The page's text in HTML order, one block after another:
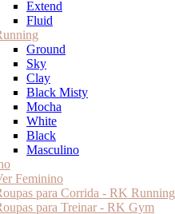
Extend
Fluid
Ground
Sky
Clay
Black Misty
Mocha
White
Black
Masculino
Feminino
para Corrida - RK Running
para Treinar - RK Gym